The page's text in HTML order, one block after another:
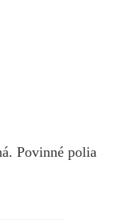
Povinné polia